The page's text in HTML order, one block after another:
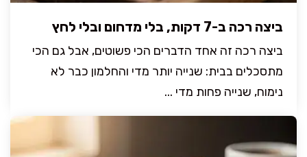
ביצה רכה ב-7 דקות, בלי מדחום ובלי לחץ
ביצה רכה זה אחד הדברים הכי פשוטים, אבל גם הכי
מתסכלים בבית: שנייה יותר מדי והחלמון כבר לא
נימוח, שנייה פחות מדי ...